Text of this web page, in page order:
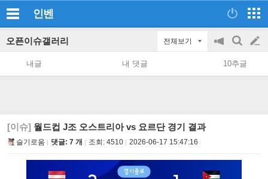
인벤
오픈이슈갤러리 전체보기
공
지
on/off
검
색
글
쓰
내글 내 댓글 10추글
[이슈] 월드컵 J조 오스트리아 vs 요르단 경기 결과
슬기로움 댓글: 7 개 조회: 4510 2026-06-17 15:47:16